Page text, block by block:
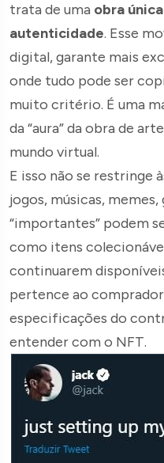
trata de uma obra única
autenticidade. Esse
digital, garante mais
onde tudo pode ser
muito critério. É uma
da “aura” da obra de
mundo virtual.
E isso não se restringe
jogos, músicas,
“importantes” podem
como itens
continuarem
pertence ao
especificações do
entender com o NFT.